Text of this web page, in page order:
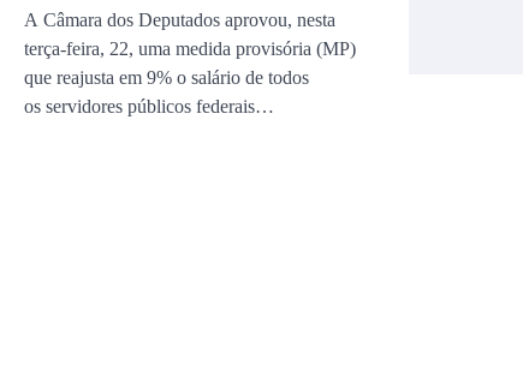
A Câmara dos Deputados aprovou, nesta
terça-feira, 22, uma medida provisória (MP)
que reajusta em 9% o salário de todos
os servidores públicos federais…